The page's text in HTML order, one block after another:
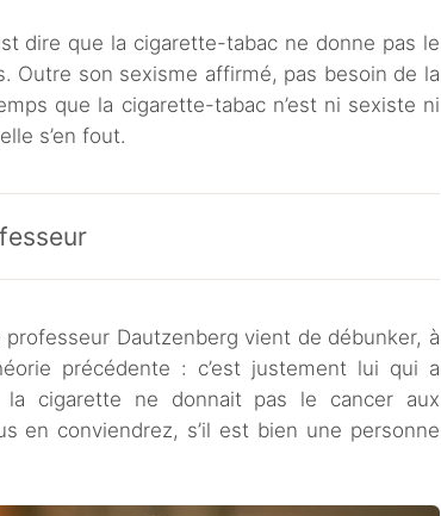
dire que la cigarette-tabac ne donne pas le
Outre son sexisme affirmé, pas besoin de la
que la cigarette-tabac n’est ni sexiste ni
s’en fout.
Dautzenberg vient de débunker, à
précédente : c’est justement lui qui a
la cigarette ne donnait pas le cancer aux
en conviendrez, s’il est bien une personne